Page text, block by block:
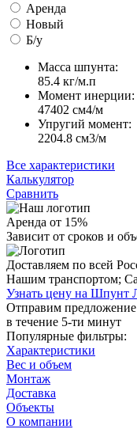
Аренда
Новый
Б/у
Масса шпунта:
85.4 кг/м.п
Момент инерции:
47402 cм4/м
Упругий момент:
2204.8 cм3/м
Все характеристики
Калькулятор
Сравнить
Аренда от 15%
Зависит от сроков и
Доставляем по всей
Нашим транспортом;
Узнать цену на Шпунт
Отправим предложение
в течение 5-ти минут
Популярные фильтры:
Характеристики
Вес и объем
Монтаж
Доставка
Объекты
О компании